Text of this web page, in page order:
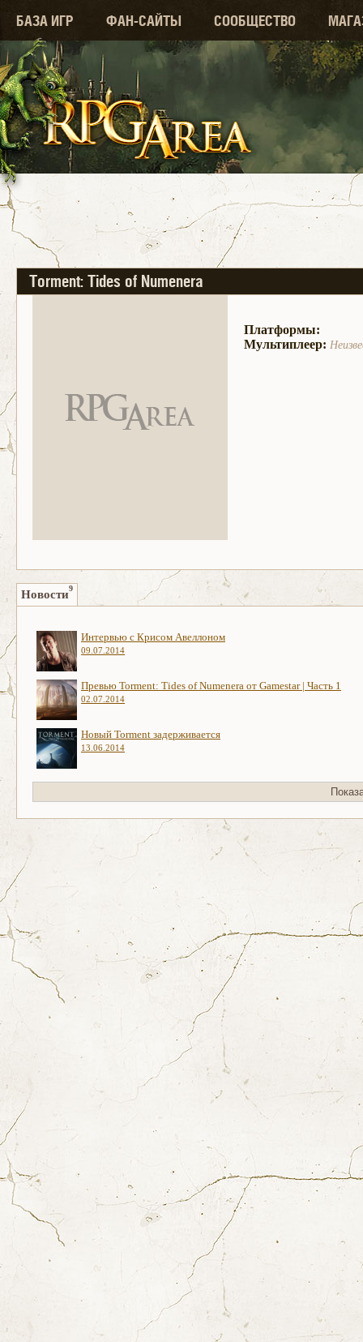
БАЗА ИГР ФАН-САЙТЫ СООБЩЕСТВО
Torment: Tides of Numenera
Платформы:
Мультиплеер:
Новости9
Интервью с Крисом Авеллоном
09.07.2014
Превью Torment: Tides of Numenera от Gamestar | Часть 1
02.07.2014
Новый Torment задерживается
13.06.2014